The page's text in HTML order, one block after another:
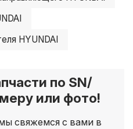
HYUNDAI
по SN/
или фото!
свяжемся с вами в